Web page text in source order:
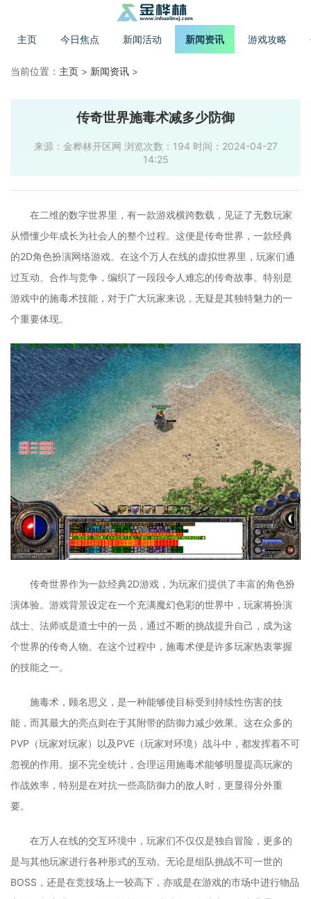
主页 今日焦点 新闻活动 新闻资讯 游戏攻略
当前位置： 主页 > 新闻资讯 >
传奇世界施毒术减多少防御
来源：金桦林开区网 浏览次数：194 时间：2024-04-27
14:25
在二维的数字世界里，有一款游戏横跨数载，见证了无数玩家
从懵懂少年成长为社会人的整个过程。这便是传奇世界，一款经典
的2D角色扮演网络游戏。在这个万人在线的虚拟世界里，玩家们通
过互动、合作与竞争，编织了一段段令人难忘的传奇故事。特别是
游戏中的施毒术技能，对于广大玩家来说，无疑是其独特魅力的一
个重要体现。
传奇世界作为一款经典2D游戏，为玩家们提供了丰富的角色扮
演体验。游戏背景设定在一个充满魔幻色彩的世界中，玩家将扮演
战士、法师或是道士中的一员，通过不断的挑战提升自己，成为这
个世界的传奇人物。在这个过程中，施毒术便是许多玩家热衷掌握
的技能之一。
施毒术，顾名思义，是一种能够使目标受到持续性伤害的技
能，而其最大的亮点则在于其附带的防御力减少效果。这在众多的
PVP（玩家对玩家）以及PVE（玩家对环境）战斗中，都发挥着不可
忽视的作用。据不完全统计，合理运用施毒术能够明显提高玩家的
作战效率，特别是在对抗一些高防御力的敌人时，更显得分外重
要。
在万人在线的交互环境中，玩家们不仅仅是独自冒险，更多的
是与其他玩家进行各种形式的互动。无论是组队挑战不可一世的
BOSS，还是在竞技场上一较高下，亦或是在游戏的市场中进行物品